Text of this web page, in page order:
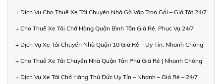
+ Dịch Vụ Cho Thuê Xe Tải Chuyển Nhà Gò Vấp Trọn Gói – Giá Tốt 24/7
+ Cho Thuê Xe Tải Chở Hàng Quận Bình Tân Giá Rẻ, Phục Vụ 24/7
+ Dịch Vụ Xe Tải Chuyển Nhà Quận 10 Giá Rẻ – Uy Tín, Nhanh Chóng
+ Cho Thuê Xe Tải Chuyển Nhà Quận Tân Phú Giá Rẻ | Nhanh Chóng
+ Dịch Vụ Xe Tải Chở Hàng Thủ Đức Uy Tín – Nhanh – Giá Rẻ – 24/7